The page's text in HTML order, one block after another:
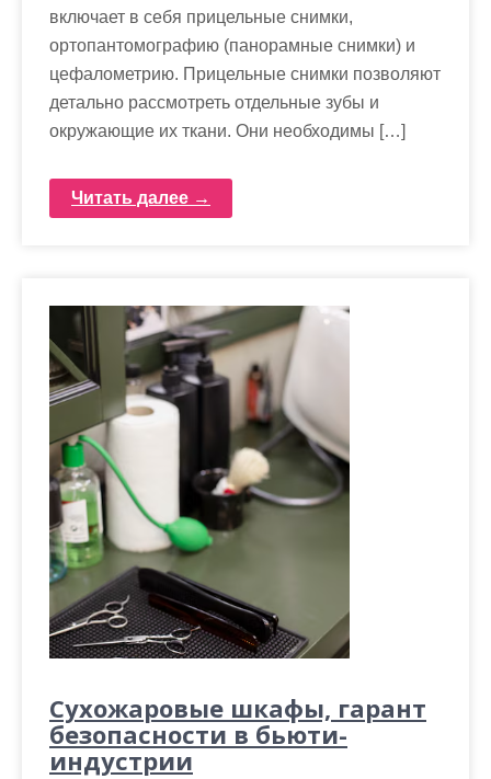
включает в себя прицельные снимки,
ортопантомографию (панорамные снимки) и
цефалометрию. Прицельные снимки позволяют
детально рассмотреть отдельные зубы и
окружающие их ткани. Они необходимы […]
Читать далее →
Сухожаровые шкафы, гарант
безопасности в бьюти-
индустрии